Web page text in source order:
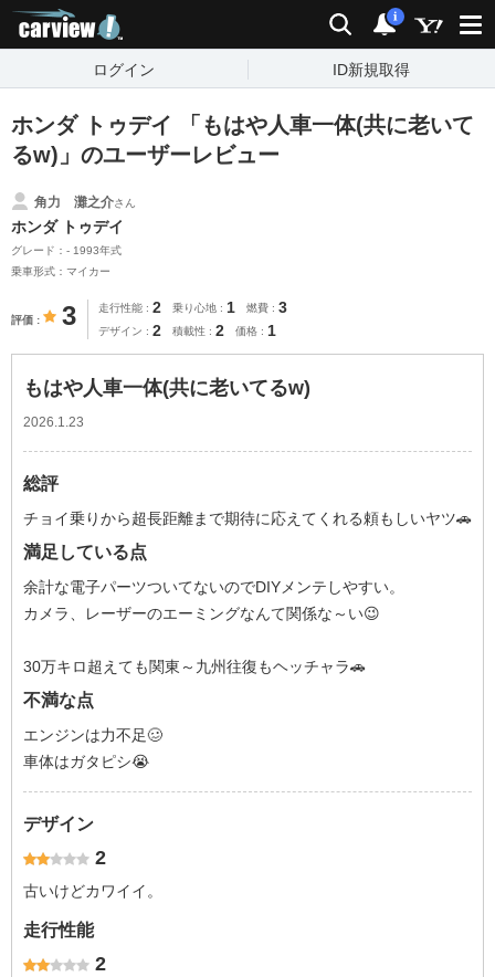
検索 通知
i
ログイン ID新規取得
ホンダ トゥデイ 「もはや人車一体(共に老いて
るw)」のユーザーレビュー
角力 灘之介さん
ホンダ トゥデイ
グレード：- 1993年式
乗車形式：マイカー
評価 3 走行性能 2 乗り心地 1 燃費 3
デザイン 2 積載性 2 価格 1
もはや人車一体(共に老いてるw)
2026.1.23
総評
チョイ乗りから超長距離まで期待に応えてくれる頼もしいヤツ🚗
満足している点
余計な電子パーツついてないのでDIYメンテしやすい。
カメラ、レーザーのエーミングなんて関係な～い😉
30万キロ超えても関東～九州往復もヘッチャラ🚗
不満な点
エンジンは力不足🥴
車体はガタピシ😭
デザイン
2
古いけどカワイイ。
走行性能
2